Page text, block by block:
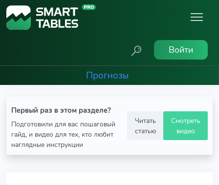
Войти
Прогнозы
Первый раз в этом разделе?
Подготовили для вас пошаговый
гайд, и видео для тех, кто любит
наглядные инструкции
Читать
статью
Смотреть
видео